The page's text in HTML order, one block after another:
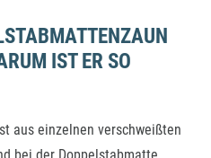
IST ER SO
aus einzelnen verschweißten